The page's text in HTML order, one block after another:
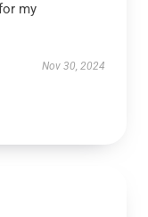
my
Nov 30, 2024